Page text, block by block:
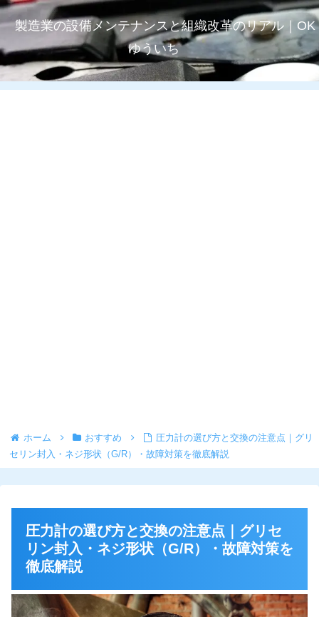
製造業の設備メンテナンスと組織改革のリアル｜OK
ゆういち
ホーム おすすめ
圧力計の選び方と交換の注意点｜グリ
セリン封入・ネジ形状（G/R）・故障対策を徹底解説
圧力計の選び方と交換の注意点｜グリセ
リン封入・ネジ形状（G/R）・故障対策を
徹底解説